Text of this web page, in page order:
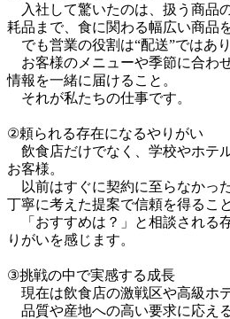
入社して驚いたのは、扱う商品
耗品まで、食に関わる幅広い商品
でも営業の役割は“配送”ではあり
お客様のメニューや季節に合わ
情報を一緒に届けること。
それが私たちの仕事です。
②頼られる存在になるやりがい
飲食店だけでなく、学校やホテ
お客様。
以前はすぐに契約に至らなかっ
丁寧に考えた提案で信頼を得るこ
「おすすめは？」と相談される
りがいを感じます。
③挑戦の中で実感する成長
現在は飲食店の激戦区や高級ホ
品質や産地への高い要求に応え